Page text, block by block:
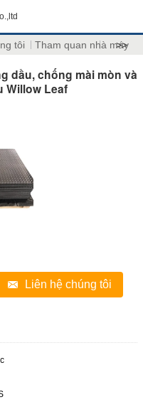
tôi Tham quan nhà máy
>>
dầu, chống mài mòn và
Willow Leaf
Liên hệ chúng tôi